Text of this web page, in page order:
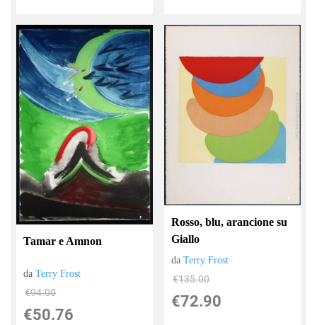
Tamar e Amnon
daTerry Frost
€94.00
€50.76
Rosso, blu, arancione su
Giallo
daTerry Frost
€135.00
€72.90